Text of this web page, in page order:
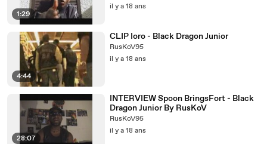
1:29
il y a 18 ans
4:44
CLIP Ioro - Black Dragon Junior
RusKoV95
il y a 18 ans
28:07
INTERVIEW Spoon BringsFort - Black
Dragon Junior By RusKoV
RusKoV95
il y a 18 ans